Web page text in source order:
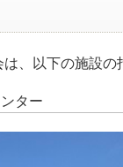
は、以下の施設の
ター